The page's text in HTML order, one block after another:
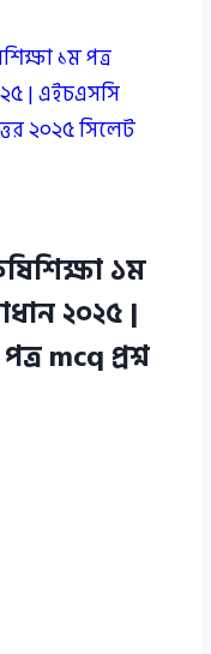
১ম পত্র
| এইচএসসি
২০২৫ সিলেট
১ম
২০২৫ |
mcq প্রশ্ন